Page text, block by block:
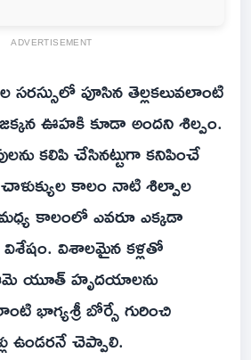
ADVERTISEMENT
సరస్సులో పూసిన తెల్లకలువలాంటి
ఊహకి కూడా అందని శిల్పం.
కలిపి చేసినట్టుగా కనిపించే
కాలం నాటి శిల్పాల
కాలంలో ఎవరూ ఎక్కడా
విశాలమైన కళ్లతో
యూత్ హృదయాలను
భాగ్యశ్రీ బోర్సే గురించి
ఉండరనే చెప్పాలి.